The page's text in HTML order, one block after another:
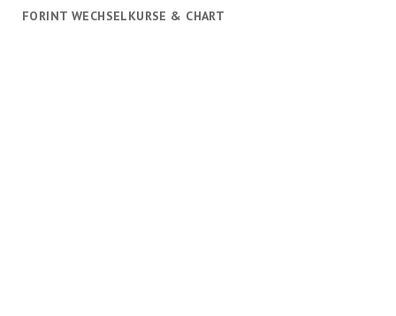
FORINT WECHSELKURSE & CHART